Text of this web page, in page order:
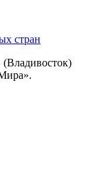
стран
(Владивосток)